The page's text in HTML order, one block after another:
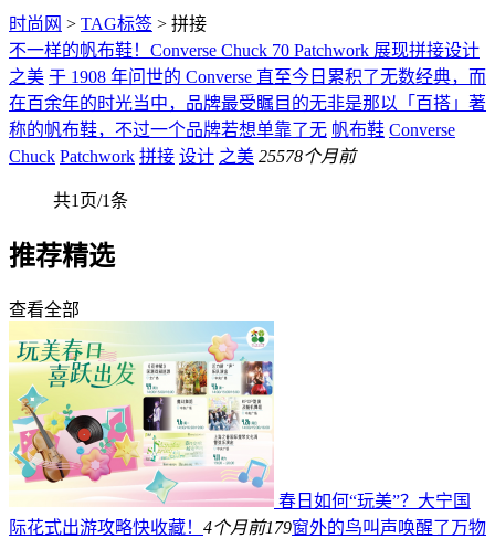
时尚网 > TAG标签 > 拼接
不一样的帆布鞋！Converse Chuck 70 Patchwork 展现拼接设计
之美 于 1908 年问世的 Converse 直至今日累积了无数经典，而
在百余年的时光当中，品牌最受瞩目的无非是那以「百搭」著
称的帆布鞋，不过一个品牌若想单靠了无 帆布鞋 Converse
Chuck Patchwork 拼接 设计 之美 25578个月前
共1页/1条
推荐精选
查看全部
春日如何“玩美”？大宁国
际花式出游攻略快收藏！ 4个月前179窗外的鸟叫声唤醒了万物